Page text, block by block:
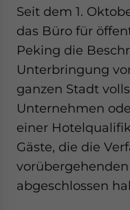
Seit dem 1.
das Büro für
Peking die
Unterbringung
ganzen Stadt
Unternehmen
einer
Gäste, die die
abgeschlossen